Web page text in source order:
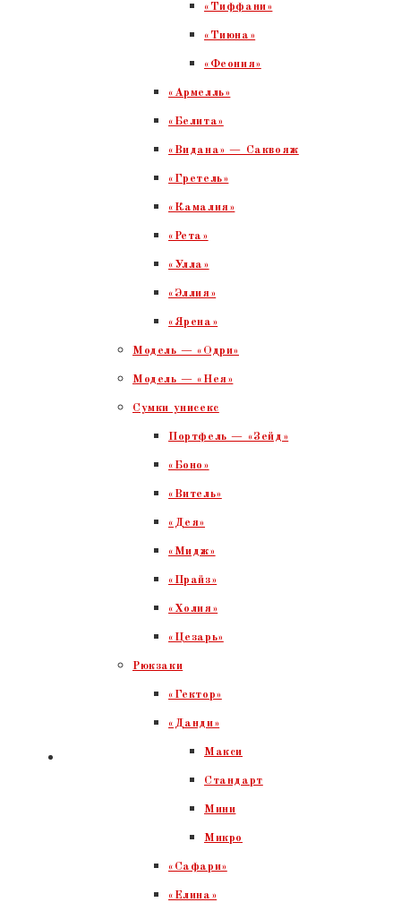
«Тиффани»
«Тиюна»
«Феония»
«Армелль»
«Белита»
«Видана» — Саквояж
«Гретель»
«Камалия»
«Рета»
«Улла»
«Эллия»
«Ярена»
Модель — «Одри»
Модель — «Нея»
Сумки унисекс
Портфель — «Зейд»
«Боно»
«Витель»
«Дея»
«Мидж»
«Прайз»
«Холия»
«Цезарь»
Рюкзаки
«Гектор»
«Данди»
Макси
Стандарт
Мини
Микро
«Сафари»
«Елина»